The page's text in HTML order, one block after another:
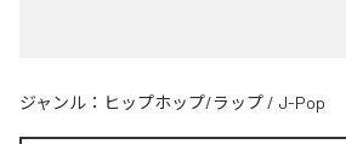
ジャンル： ヒップホップ/ラップ / J-Pop